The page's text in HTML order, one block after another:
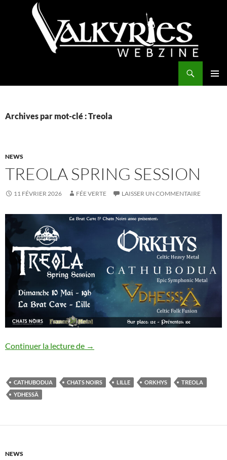
Archives par mot-clé : Treola
NEWS
TREOLA SPRING SESSION
11 FÉVRIER 2026 FÉE VERTE LAISSER UN COMMENTAIRE
Continuer la lecture de Treola Spring Session
→
CATHUBODUA CHATS NOIRS LILLE ORKHYS
TREOLA
YDHESSÄ
NEWS